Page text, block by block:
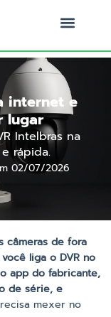
internet e
lugar
Intelbras na
rápida.
02/07/2026
câmeras de fora
liga o DVR no
app do fabricante,
de série, e
mexer no